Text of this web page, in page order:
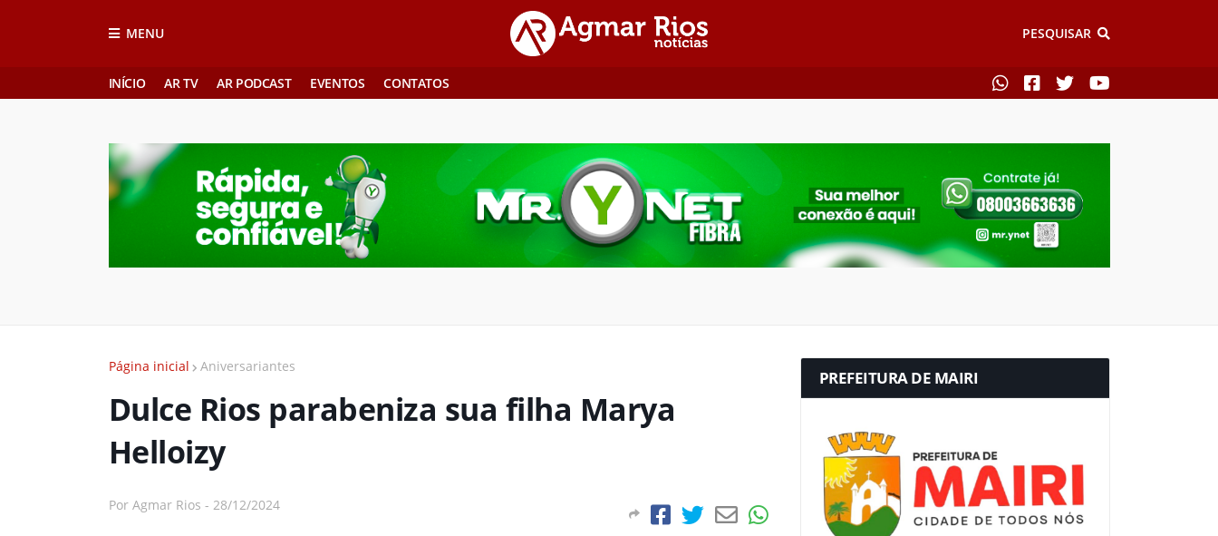
MENU PESQUISAR
INÍCIO AR TV AR PODCAST EVENTOS CONTATOS
Página inicial Aniversariantes
Dulce Rios parabeniza sua filha Marya
Helloizy
Por Agmar Rios - 28/12/2024
PREFEITURA DE MAIRI